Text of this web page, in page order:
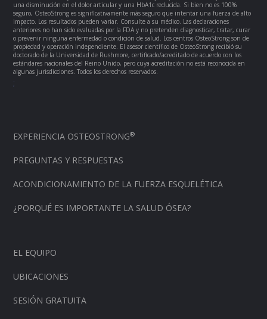
una disminución en el dolor articular y una HbA1c reducida. Si bien no es 100%
seguro, OsteoStrong es significativamente más seguro que intentar una fuerza de alto
impacto. Los resultados pueden variar. Consulte a su médico. Las declaraciones
anteriores no han sido evaluadas por la FDA y no pretenden diagnosticar, tratar, curar
o prevenir ninguna enfermedad o condición de salud. Los centros OsteoStrong son de
propiedad y operación independiente. El asesor científico de OsteoStrong recibió su
doctorado de la Universidad de Rushmore, certificado/acreditado de acuerdo con los
estándares nacionales del Reino Unido, pero cuya acreditación no está reconocida en
algunas jurisdicciones. Todos los derechos reservados.
;
EXPERIENCIA OSTEOSTRONG®
PREGUNTAS Y RESPUESTAS
ACONDICIONAMIENTO DE LA FUERZA ESQUELÉTICA
¿PORQUÉ ES IMPORTANTE LA SALUD ÓSEA?
EL EQUIPO
UBICACIONES
SESIÓN GRATUITA